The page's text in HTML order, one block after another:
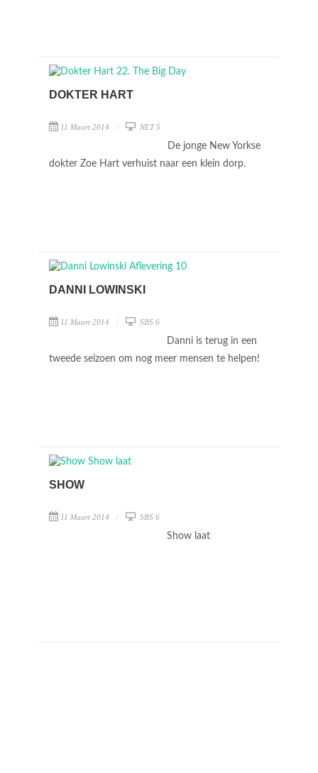
DOKTER HART
11 Maart 2014 NET 5
De jonge New Yorkse
dokter Zoe Hart verhuist naar een klein dorp.
DANNI LOWINSKI
11 Maart 2014 SBS 6
Danni is terug in een
tweede seizoen om nog meer mensen te helpen!
SHOW
11 Maart 2014 SBS 6
Show laat